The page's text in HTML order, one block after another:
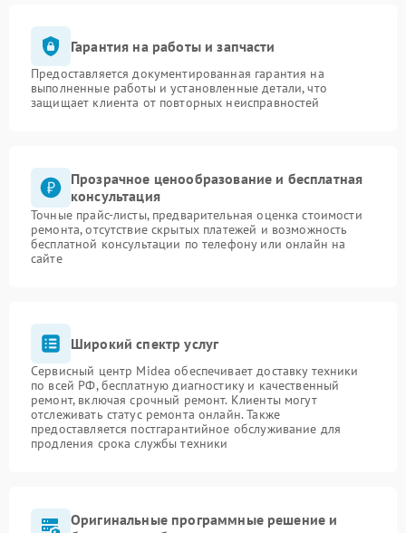
Гарантия на работы и запчасти
Предоставляется документированная гарантия на
выполненные работы и установленные детали, что
защищает клиента от повторных неисправностей
Прозрачное ценообразование и бесплатная
консультация
Точные прайс-листы, предварительная оценка стоимости
ремонта, отсутствие скрытых платежей и возможность
бесплатной консультации по телефону или онлайн на
сайте
Широкий спектр услуг
Сервисный центр Midea обеспечивает доставку техники
по всей РФ, бесплатную диагностику и качественный
ремонт, включая срочный ремонт. Клиенты могут
отслеживать статус ремонта онлайн. Также
предоставляется постгарантийное обслуживание для
продления срока службы техники
Оригинальные программные решение и